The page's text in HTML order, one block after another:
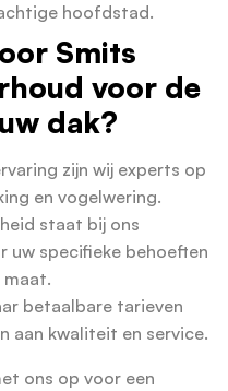
hoofdstad.
Smits
voor de
dak?
zijn wij experts op
en vogelwering.
staat bij ons
uw specifieke behoeften
maat.
betaalbare tarieven
aan kwaliteit en service.
ons op voor een